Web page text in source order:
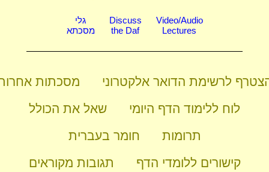
גלי
מסכתא
Discuss
the Daf
Video/Audio
Lectures
מסכתות
לרשימת הדואר אלקטרוני
שאל את הכולל
לוח ללימוד הדף היומי
חומר בעברית
תרומות
תגובות מקוראים
קישורים ללומדי הדף